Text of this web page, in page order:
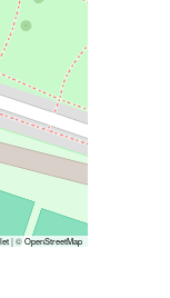
|©OpenStreetMap